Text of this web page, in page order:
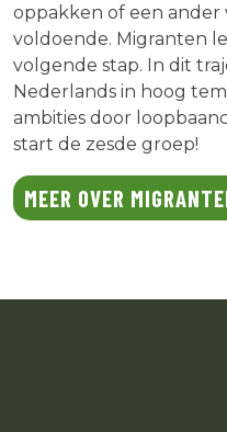
oppakken of een ander
voldoende. Migranten
volgende stap. In dit
Nederlands in hoog
ambities door
start de zesde groep!
MEER OVER